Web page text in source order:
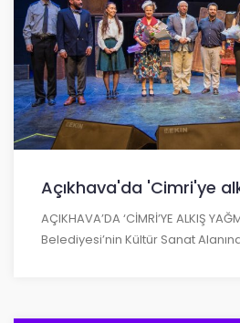
Açıkhava'da 'Cimri'ye
AÇIKHAVA’DA ‘CİMRİ’YE ALKIŞ
Belediyesi’nin Kültür Sanat